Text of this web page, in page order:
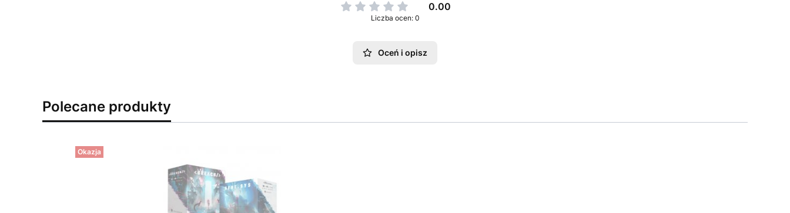
0.00
Liczba ocen: 0
Oceń i opisz
Polecane produkty
Okazja